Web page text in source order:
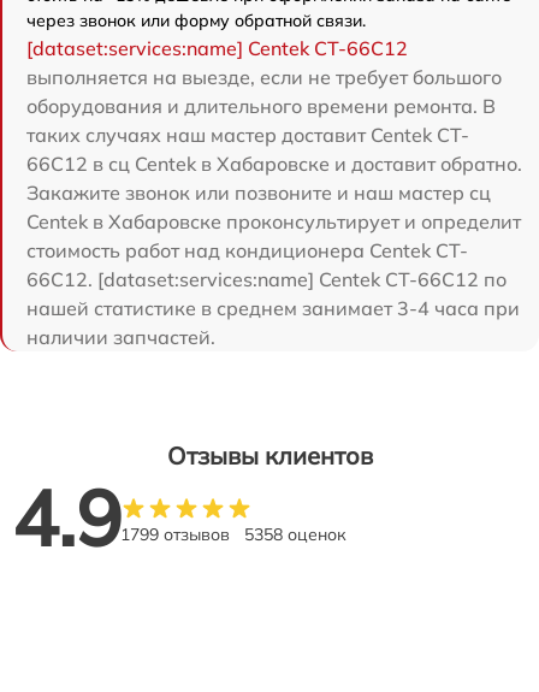
через звонок или форму обратной связи.
[dataset:services:name] Centek CT-66C12
выполняется на выезде, если не требует большого
оборудования и длительного времени ремонта. В
таких случаях наш мастер доставит Centek CT-
66C12 в сц Centek в Хабаровске и доставит обратно.
Закажите звонок или позвоните и наш мастер сц
Centek в Хабаровске проконсультирует и определит
стоимость работ над кондиционера Centek CT-
66C12. [dataset:services:name] Centek CT-66C12 по
нашей статистике в среднем занимает 3-4 часа при
наличии запчастей.
Отзывы клиентов
4.91799 отзывов 5358 оценок